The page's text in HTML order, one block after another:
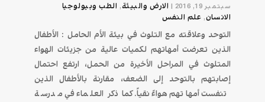
سبتمبر 19, 2016 | الارض والبيئة, الطب وبيولوجيا
الانسان, علم النفس
التوحد وعلاقته مع التلوث في بيئة الأم الحامل : الأطفال
الذين تعرضت أمهاتهم لكميات عالية من جزيئات الهواء
المتلوث في المراحل الأخيرة من الحمل، ارتفع احتمال
إصابتهم بالتوحد إلى الضعف، مقارنة بالأطفال الذين
تنفست أمهاتهم هواءً نقياً. كما ذكر العلماء في مدرسة